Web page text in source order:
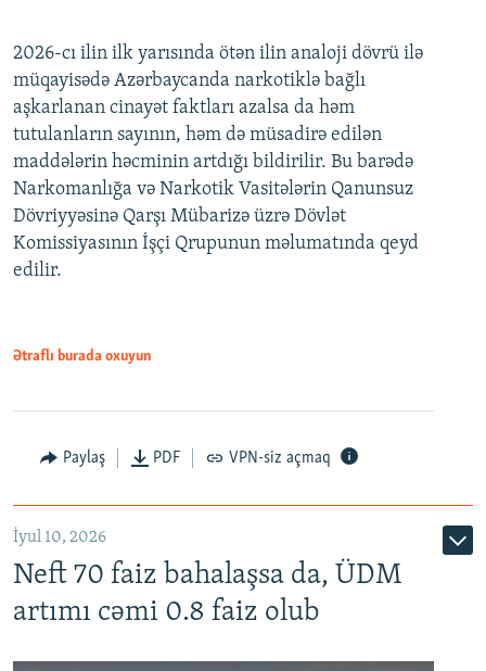
2026-cı ilin ilk yarısında ötən ilin analoji dövrü ilə
müqayisədə Azərbaycanda narkotiklə bağlı
aşkarlanan cinayət faktları azalsa da həm
tutulanların sayının, həm də müsadirə edilən
maddələrin həcminin artdığı bildirilir. Bu barədə
Narkomanlığa və Narkotik Vasitələrin Qanunsuz
Dövriyyəsinə Qarşı Mübarizə üzrə Dövlət
Komissiyasının İşçi Qrupunun məlumatında qeyd
edilir.
Ətraflı burada oxuyun
Paylaş PDF VPN-siz açmaq
İyul 10, 2026
Neft 70 faiz bahalaşsa da, ÜDM
artımı cəmi 0.8 faiz olub